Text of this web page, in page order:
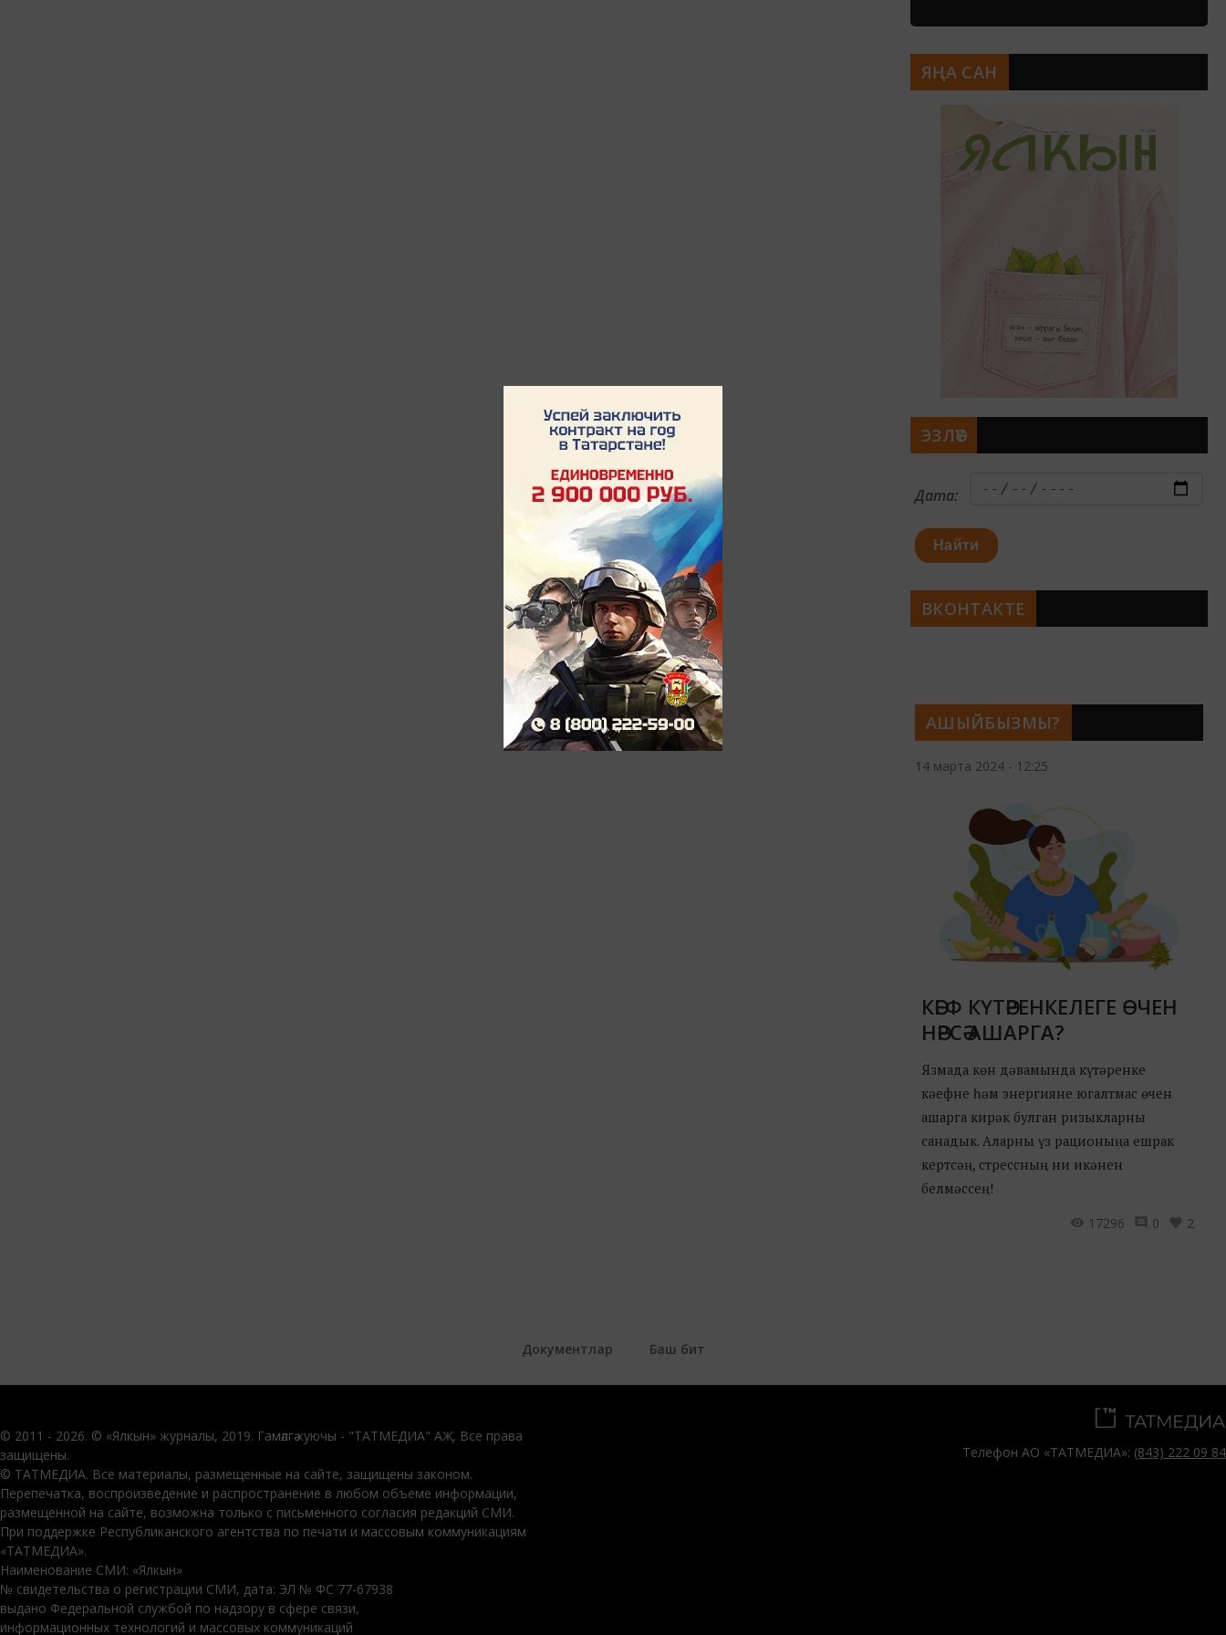
АШЫЙБЫЗМЫ?
14 марта 2024 - 12:25
КӘЕФ КҮТӘРЕНКЕЛЕГЕ ӨЧЕН
НӘРСӘ АШАРГА?
Язмада көн дәвамында күтәренке
кәефне һәм энергияне югалтмас өчен
ашарга кирәк булган ризыкларны
санадык. Аларны үз рационыңа ешрак
кертсәң, стрессның ни икәнен
белмәссең!
17296
0 2
ЯҢА САН
ЭЗЛӘҮ
Дата:
Найти
ВКОНТАКТЕ
Документлар Баш бит
© 2011 - 2026. © «Ялкын» журналы, 2019. Гамәлгә куючы - "ТАТМЕДИА" АҖ. Все права
защищены.
© ТАТМЕДИА. Все материалы, размещенные на сайте, защищены законом.
Перепечатка, воспроизведение и распространение в любом объеме информации,
размещенной на сайте, возможна только с письменного согласия редакций СМИ.
При поддержке Республиканского агентства по печати и массовым коммуникациям
«ТАТМЕДИА».
Наименование СМИ: «Ялкын»
№ свидетельства о регистрации СМИ, дата: ЭЛ № ФС 77-67938
выдано Федеральной службой по надзору в сфере связи,
информационных технологий и массовых коммуникаций
Телефон АО «ТАТМЕДИА»: (843) 222 09 84